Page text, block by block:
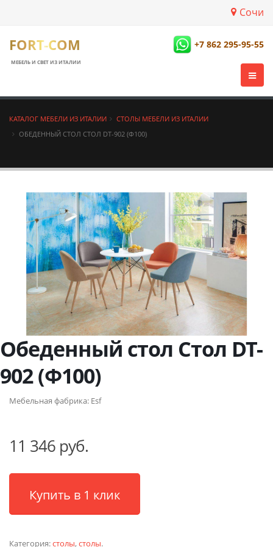
Сочи
FORT-COM
МЕБЕЛЬ И СВЕТ ИЗ ИТАЛИИ
+7 862 295-95-55
КАТАЛОГ МЕБЕЛИ ИЗ ИТАЛИИ
СТОЛЫ МЕБЕЛИ ИЗ ИТАЛИИ
ОБЕДЕННЫЙ СТОЛ СТОЛ DT-902 (Ф100)
Обеденный стол Стол DT-
902 (Ф100)
Мебельная фабрика: Esf
11 346 руб.
Купить в 1 клик
Категория:столы,столы.